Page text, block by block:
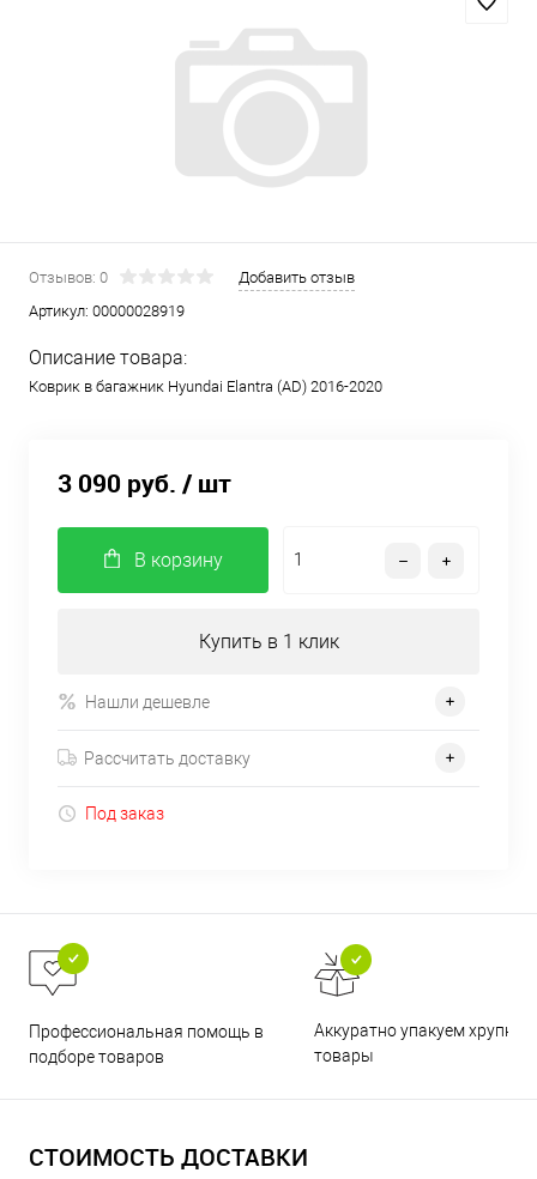
Отзывов: 0
Добавить отзыв
Артикул: 00000028919
Описание товара:
Коврик в багажник Hyundai Elantra (AD) 2016-2020
3 090 руб. / шт
В корзину
Купить в 1 клик
Нашли дешевле
Рассчитать доставку
Под заказ
Профессиональная помощь в
подборе товаров
Аккуратно упакуем хрупкие
товары
СТОИМОСТЬ ДОСТАВКИ